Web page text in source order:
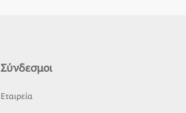
Σύνδεσμοι
Εταιρεία